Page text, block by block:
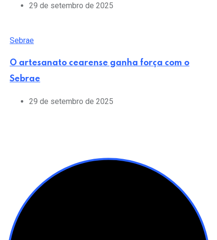
29 de setembro de 2025
Sebrae
O artesanato cearense ganha força com o
Sebrae
29 de setembro de 2025